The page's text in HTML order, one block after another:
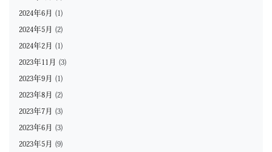
2024年6月 (1)
2024年5月 (2)
2024年2月 (1)
2023年11月 (3)
2023年9月 (1)
2023年8月 (2)
2023年7月 (3)
2023年6月 (3)
2023年5月 (9)